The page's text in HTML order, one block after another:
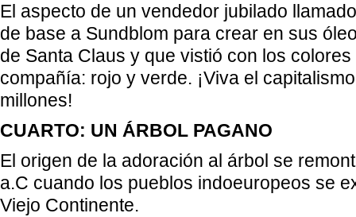
El aspecto de un vendedor jubilado
de base a Sundblom para crear en sus
de Santa Claus y que vistió con los
compañía: rojo y verde. ¡Viva el
millones!
CUARTO: UN ÁRBOL PAGANO
El origen de la adoración al árbol se
a.C cuando los pueblos indoeuropeos se
Viejo Continente.